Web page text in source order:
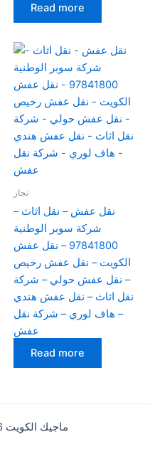
Read more
نجار
نقل عفش – نقل اثاث –
شركة سوبر الوطنية
97841800 – نقل عفش
الكويت – نقل عفش رخيص
– نقل عفش حولي – شركة
نقل اثاث – نقل عفش هندي
– هاف لوري – شركة نقل
عفش
Read more
Copyright © 2026 ماجيك الكويت